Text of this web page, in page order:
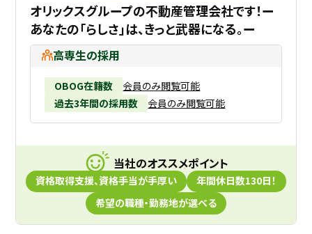
オリックスグループの不動産管理会社です！ー
あなたの「らしさ」は、きっと武器になる。ー
高専生の採用
OBOG在籍数
会員のみ閲覧可能
過去3年間の採用数
会員のみ閲覧可能
当社のオススメポイント
資格取得支援、資格手当が手厚い
年間休日数130日！
希望の職種・勤務地が選べる